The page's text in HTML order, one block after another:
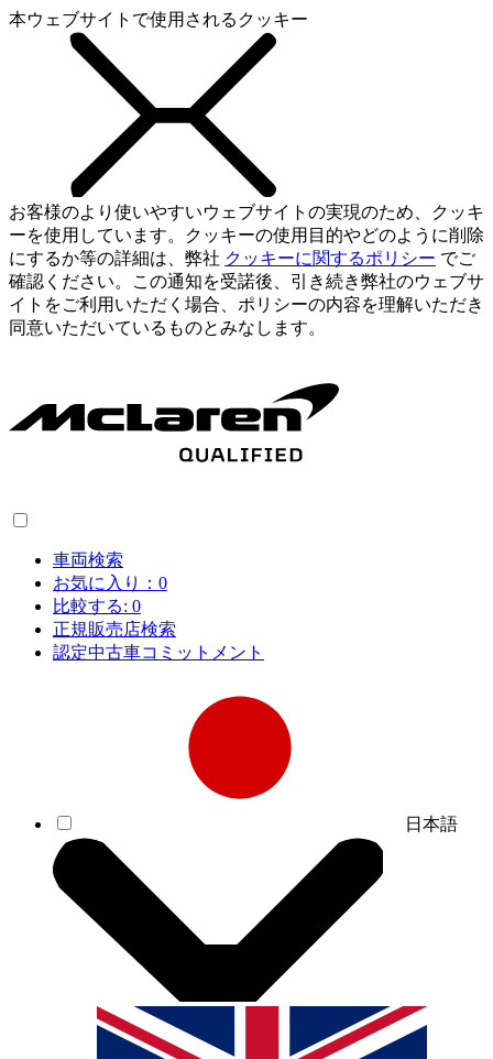
本ウェブサイトで使用されるクッキー
お客様のより使いやすいウェブサイトの実現のため、クッキ
ーを使用しています。クッキーの使用目的やどのように削除
にするか等の詳細は、弊社 クッキーに関するポリシー でご
確認ください。この通知を受諾後、引き続き弊社のウェブサ
イトをご利用いただく場合、ポリシーの内容を理解いただき
同意いただいているものとみなします。
車両検索
お気に入り： 0
比較する: 0
正規販売店検索
認定中古車コミットメント
日本語